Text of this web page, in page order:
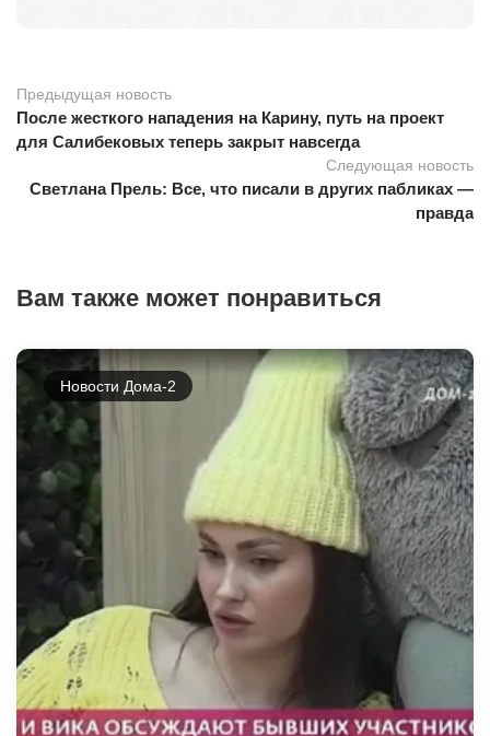
Предыдущая новость
После жесткого нападения на Карину, путь на проект
для Салибековых теперь закрыт навсегда
Следующая новость
Светлана Прель: Все, что писали в других пабликах —
правда
Вам также может понравиться
Новости Дома-2